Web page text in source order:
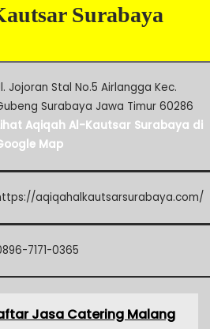
Surabaya
Jojoran Stal No.5 Airlangga Kec.
Surabaya Jawa Timur 60286
Aqiqah Al-Kautsar Surabaya di
Map
aqiqahalkautsarsurabaya.com/
7171-0365
Jasa Catering Malang